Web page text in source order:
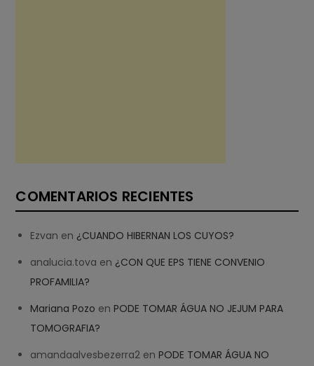
COMENTARIOS RECIENTES
Ezvan en ¿CUANDO HIBERNAN LOS CUYOS?
analucia.tova en ¿CON QUE EPS TIENE CONVENIO
PROFAMILIA?
Mariana Pozo enPODE TOMAR ÁGUA NO JEJUM PARA
TOMOGRAFIA?
amandaalvesbezerra2 enPODE TOMAR ÁGUA NO